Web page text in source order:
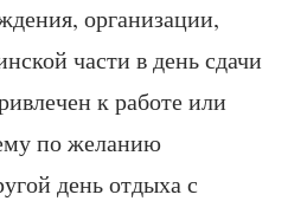
организации,
части в день сдачи
к работе или
по желанию
день отдыха с